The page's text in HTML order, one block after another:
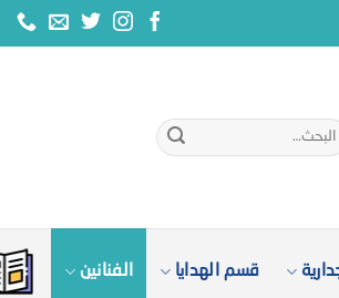
قسم الهدايا الفنانين